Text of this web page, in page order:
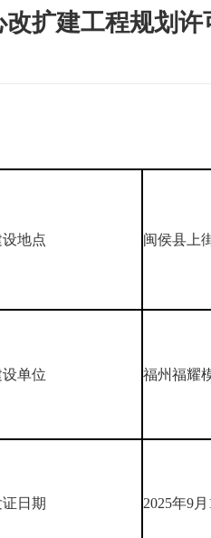
扩建工程规划许
地点 闽侯县上
单位 福州福耀
日期 2025年9月